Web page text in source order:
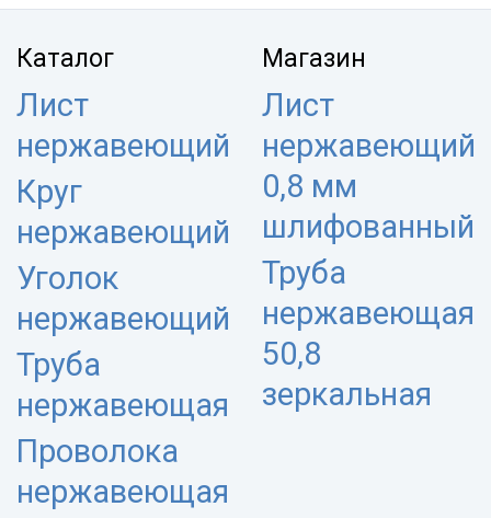
Каталог
Лист
нержавеющий
Круг
нержавеющий
Уголок
нержавеющий
Труба
нержавеющая
Проволока
нержавеющая
Магазин
Лист
нержавеющий
0,8 мм
шлифованный
Труба
нержавеющая
50,8
зеркальная